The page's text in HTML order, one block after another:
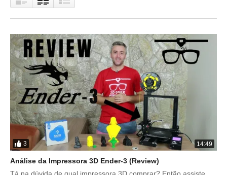
3 14:49
Análise da Impressora 3D Ender-3 (Review)
Tá na dúvida de qual impressora 3D comprar? Então assiste